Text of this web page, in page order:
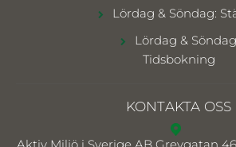
Lördag & Söndag:
Lördag & Söndag
Tidsbokning
KONTAKTA OSS